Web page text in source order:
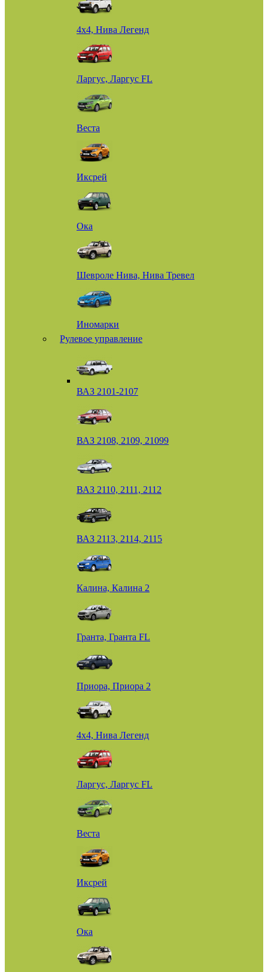
4х4, Нива Легенд
Ларгус, Ларгус FL
Веста
Иксрей
Ока
Шевроле Нива, Нива Тревел
Иномарки
Рулевое управление
ВАЗ 2101-2107
ВАЗ 2108, 2109, 21099
ВАЗ 2110, 2111, 2112
ВАЗ 2113, 2114, 2115
Калина, Калина 2
Гранта, Гранта FL
Приора, Приора 2
4х4, Нива Легенд
Ларгус, Ларгус FL
Веста
Иксрей
Ока